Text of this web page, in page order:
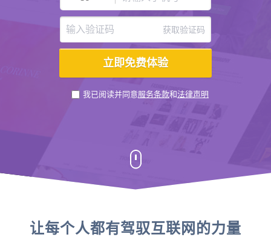
获取验证码
我已阅读并同意服务条款和法律声明
让每个人都有驾驭互联网的力量